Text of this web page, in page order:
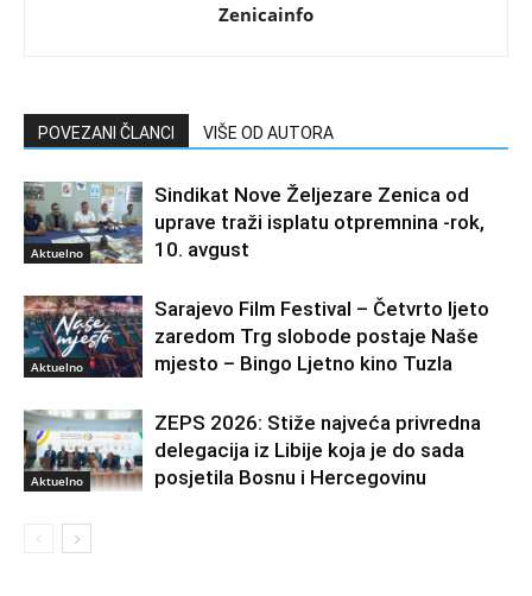
Zenicainfo
POVEZANI ČLANCI VIŠE OD AUTORA
Aktuelno
Sindikat Nove Željezare Zenica od
uprave traži isplatu otpremnina -rok,
10. avgust
Aktuelno
Sarajevo Film Festival – Četvrto ljeto
zaredom Trg slobode postaje Naše
mjesto – Bingo Ljetno kino Tuzla
Aktuelno
ZEPS 2026: Stiže najveća privredna
delegacija iz Libije koja je do sada
posjetila Bosnu i Hercegovinu